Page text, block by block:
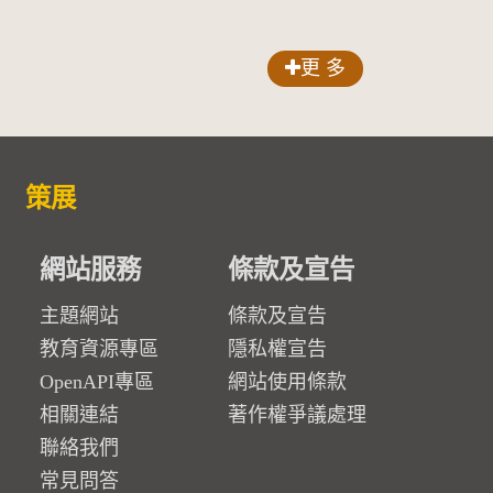
更 多
策展
網站服務
主題網站
教育資源專區
OpenAPI專區
相關連結
聯絡我們
常見問答
條款及宣告
條款及宣告
隱私權宣告
網站使用條款
著作權爭議處理